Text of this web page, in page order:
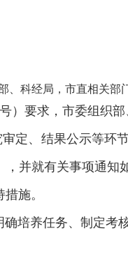
科经局，市直相关部
要求，市委组织
定、结果公示等环
并就有关事项通知
施。
培养任务、制定